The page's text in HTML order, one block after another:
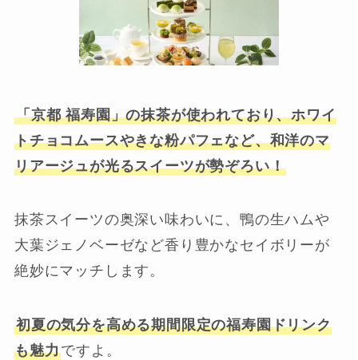
「京都 福寿園」の抹茶が使われており、ホワイ
トチョコムースやきな粉パフェなど、和洋のマ
リアージュが光るスイーツが勢ぞろい！
抹茶スイーツの奥深い味わいに、鴨の生ハムや
大葉ジェノベーゼなど香り豊かなセイボリーが
絶妙にマッチします。
初夏の気分を高める期間限定の福寿園ドリンク
も魅力ですよ。